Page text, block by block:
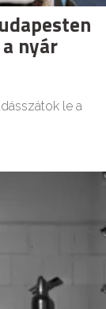
nyár
le a